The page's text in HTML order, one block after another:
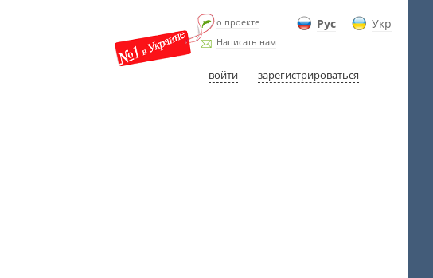
Рус Укр
о проекте
Написать нам
войти зарегистрироваться